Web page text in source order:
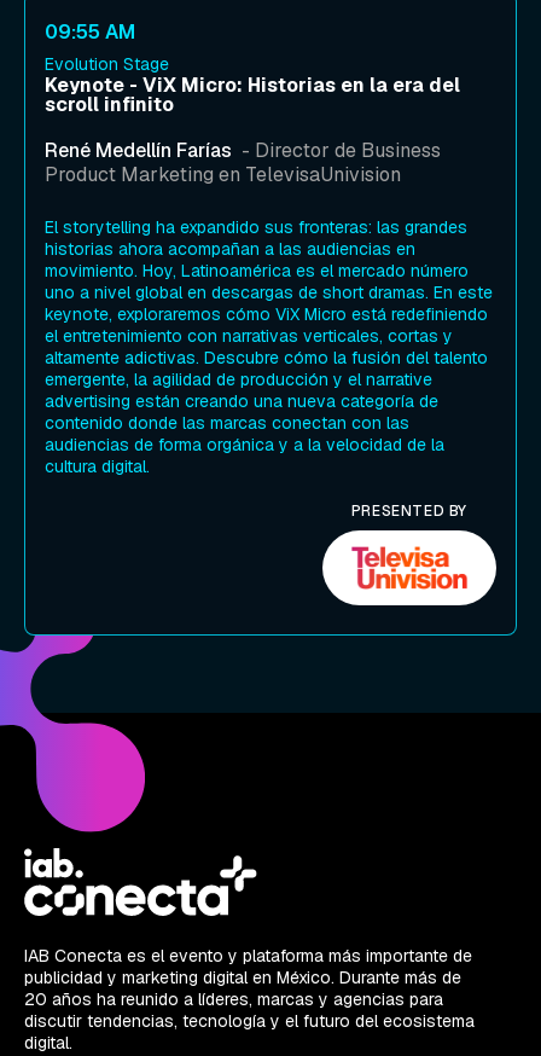
09:55 AM
Evolution Stage
Keynote - ViX Micro: Historias en la era del
scroll infinito
René Medellín Farías - Director de Business
Product Marketing en TelevisaUnivision
El storytelling ha expandido sus fronteras: las grandes
historias ahora acompañan a las audiencias en
movimiento. Hoy, Latinoamérica es el mercado número
uno a nivel global en descargas de short dramas. En este
keynote, exploraremos cómo ViX Micro está redefiniendo
el entretenimiento con narrativas verticales, cortas y
altamente adictivas. Descubre cómo la fusión del talento
emergente, la agilidad de producción y el narrative
advertising están creando una nueva categoría de
contenido donde las marcas conectan con las
audiencias de forma orgánica y a la velocidad de la
cultura digital.
PRESENTED BY
IAB Conecta es el evento y plataforma más importante de
publicidad y marketing digital en México. Durante más de
20 años ha reunido a líderes, marcas y agencias para
discutir tendencias, tecnología y el futuro del ecosistema
digital.